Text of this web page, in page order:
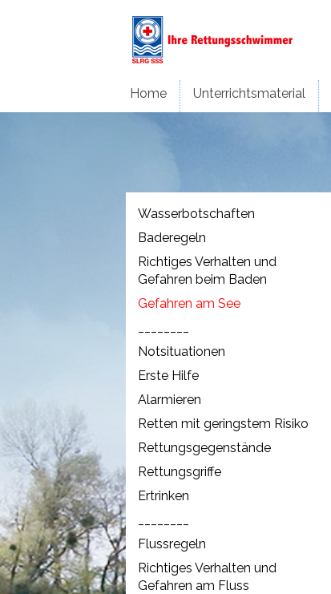
Home Unterrichtsmaterial
Wasserbotschaften
Baderegeln
Richtiges Verhalten und
Gefahren beim Baden
Gefahren am See
Notsituationen
Erste Hilfe
Alarmieren
Retten mit geringstem Risiko
Rettungsgegenstände
Rettungsgriffe
Ertrinken
Flussregeln
Richtiges Verhalten und
Gefahren am Fluss